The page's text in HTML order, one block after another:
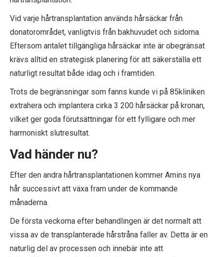
Vid varje hårtransplantation används hårsäckar från
donatorområdet, vanligtvis från bakhuvudet och sidorna.
Eftersom antalet tillgängliga hårsäckar inte är obegränsat
krävs alltid en strategisk planering för att säkerställa ett
naturligt resultat både idag och i framtiden.
Trots de begränsningar som fanns kunde vi på 85kliniken
extrahera och implantera cirka 3 200 hårsäckar på kronan,
vilket ger goda förutsättningar för ett fylligare och mer
harmoniskt slutresultat.
Vad händer nu?
Efter den andra hårtransplantationen kommer Amins nya
hår successivt att växa fram under de kommande
månaderna.
De första veckorna efter behandlingen är det normalt att
vissa av de transplanterade hårstråna faller av. Detta är en
naturlig del av processen och innebär inte att